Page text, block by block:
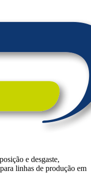
e desgaste,
linhas de produção em